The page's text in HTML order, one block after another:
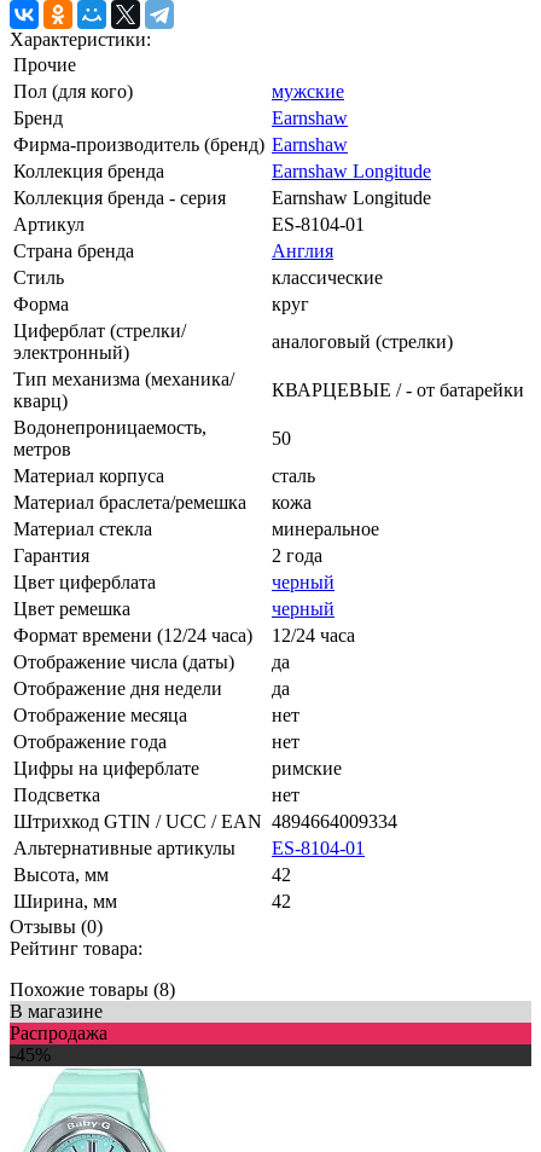
Характеристики:
Прочие
Пол (для кого)
мужские
Бренд
Earnshaw
Фирма-производитель (бренд) Earnshaw
Коллекция бренда
Earnshaw Longitude
Коллекция бренда - серия
Earnshaw Longitude
Артикул
ES-8104-01
Страна бренда
Англия
Стиль
классические
Форма
круг
Циферблат (стрелки/
электронный)
аналоговый (стрелки)
Тип механизма (механика/
кварц)
КВАРЦЕВЫЕ / - от батарейки
Водонепроницаемость,
метров
50
Материал корпуса
сталь
Материал браслета/ремешка
кожа
Материал стекла
минеральное
Гарантия
2 года
Цвет циферблата
черный
Цвет ремешка
черный
Формат времени (12/24 часа)
12/24 часа
Отображение числа (даты)
да
Отображение дня недели
да
Отображение месяца
нет
Отображение года
нет
Цифры на циферблате
римские
Подсветка
нет
Штрихкод GTIN / UCC / EAN 4894664009334
Альтернативные артикулы
ES-8104-01
Высота, мм
42
Ширина, мм
42
Отзывы (0)
Рейтинг товара:
Похожие товары (8)
В магазине
Распродажа
-45%